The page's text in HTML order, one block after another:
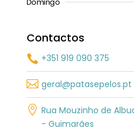
Domingo
Contactos
 +351 919 090 375
 geral@patasepelos.pt
 Rua Mouzinho de
- Guimarães